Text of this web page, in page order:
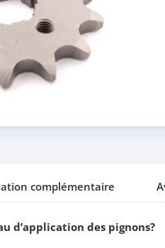
complémentaire
d’application des pignons?